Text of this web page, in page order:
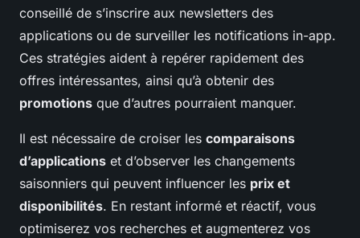
conseillé de s’inscrire aux newsletters des
applications ou de surveiller les notifications in-app.
Ces stratégies aident à repérer rapidement des
offres intéressantes, ainsi qu’à obtenir des
promotions que d’autres pourraient manquer.
Il est nécessaire de croiser les comparaisons
d’applications et d’observer les changements
saisonniers qui peuvent influencer les prix et
disponibilités. En restant informé et réactif, vous
optimiserez vos recherches et augmenterez vos